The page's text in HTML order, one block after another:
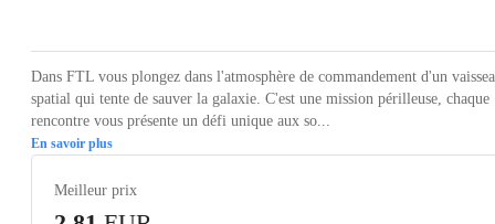
Dans FTL vous plongez dans l'atmosphère de commandement d'un
spatial qui tente de sauver la galaxie. C'est une mission périlleuse, chaque
rencontre vous présente un défi unique aux so...
En savoir plus
Meilleur prix